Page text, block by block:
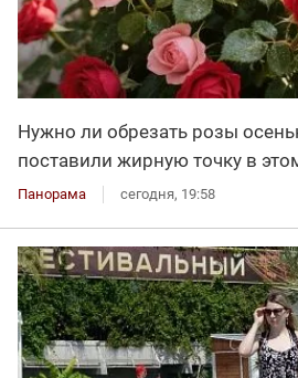
Нужно ли обрезать розы
поставили жирную точку в
Панорама сегодня, 19:58